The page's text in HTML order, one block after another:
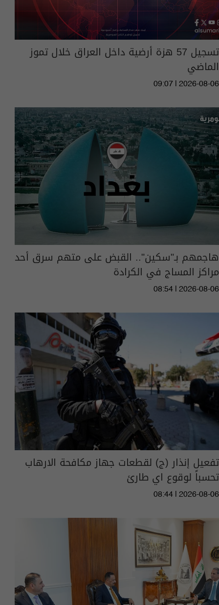
تسجيل 57 هزة أرضية داخل العراق خلال تموز
الماضي
09:07 | 2026-08-06
هاجمهم بـ"سكين".. القبض على متهم سرق أحد
مراكز المساج في الكرادة
08:54 | 2026-08-06
تفعيل إنذار (ج) لقطعات جهاز مكافحة الارهاب
تحسباً لوقوع اي طارئ
08:44 | 2026-08-06